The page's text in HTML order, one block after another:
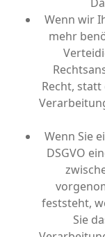
Wenn wir
mehr
Recht,
Wenn Sie
DSGVO
feststeht,
Sie